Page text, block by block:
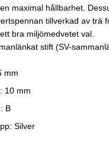
maximal hållbarhet.
tillverkad av trä
bra miljömedvetet val.
stift (SV-
mm
10 mm
B
Silver